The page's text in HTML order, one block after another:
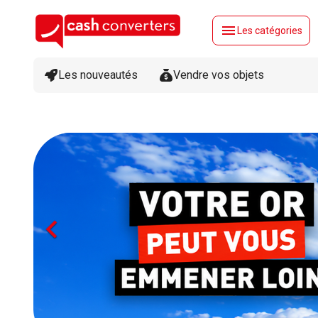
menu Les catégories
Les nouveautés Vendre vos objets
